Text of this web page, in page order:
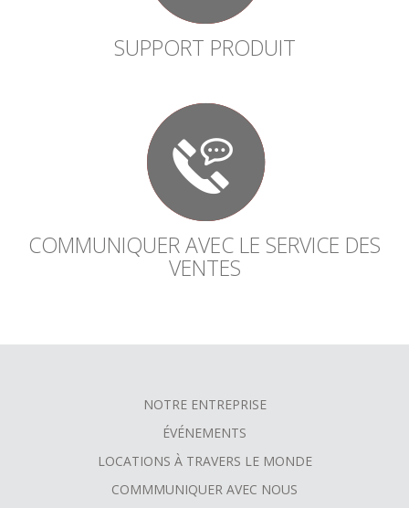
SUPPORT PRODUIT
COMMUNIQUER AVEC LE SERVICE DES
VENTES
MENU
NOTRE ENTREPRISE
ÉVÉNEMENTS
LOCATIONS À TRAVERS LE MONDE
COMMMUNIQUER AVEC NOUS